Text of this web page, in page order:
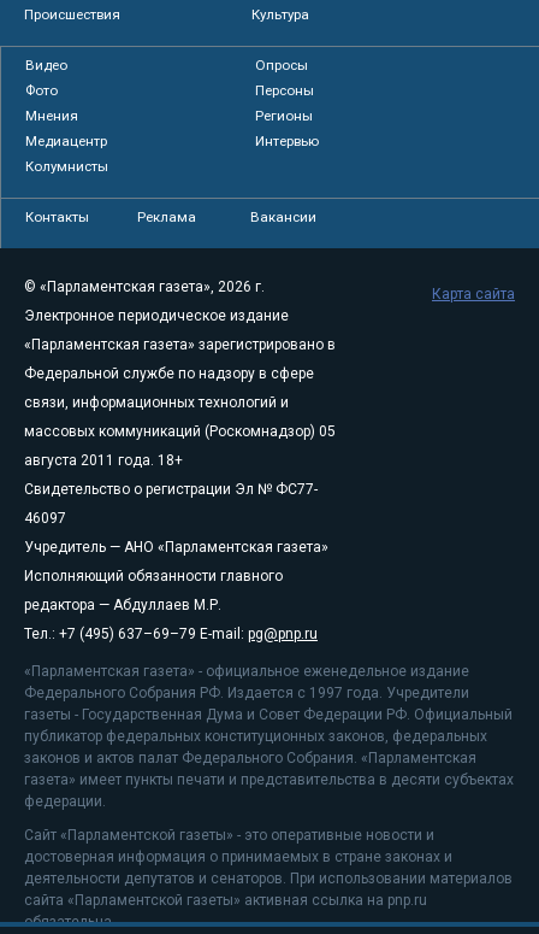
Происшествия
Культура
Видео
Опросы
Фото
Персоны
Мнения
Регионы
Медиацентр
Интервью
Колумнисты
Контакты Реклама Вакансии
© «Парламентская газета», 2026 г.
Электронное периодическое издание
«Парламентская газета» зарегистрировано в
Федеральной службе по надзору в сфере
связи, информационных технологий и
массовых коммуникаций (Роскомнадзор) 05
августа 2011 года. 18+
Свидетельство о регистрации Эл № ФС77-
46097
Учредитель — АНО «Парламентская газета»
Исполняющий обязанности главного
редактора — Абдуллаев М.Р.
Тел.: +7 (495) 637–69–79 E-mail: pg@pnp.ru
«Парламентская газета» - официальное еженедельное издание
Федерального Собрания РФ. Издается с 1997 года. Учредители
газеты - Государственная Дума и Совет Федерации РФ. Официальный
публикатор федеральных конституционных законов, федеральных
законов и актов палат Федерального Собрания. «Парламентская
газета» имеет пункты печати и представительства в десяти субъектах
федерации.
Сайт «Парламентской газеты» - это оперативные новости и
достоверная информация о принимаемых в стране законах и
деятельности депутатов и сенаторов. При использовании материалов
сайта «Парламентской газеты» активная ссылка на pnp.ru
обязательна.
Карта сайта